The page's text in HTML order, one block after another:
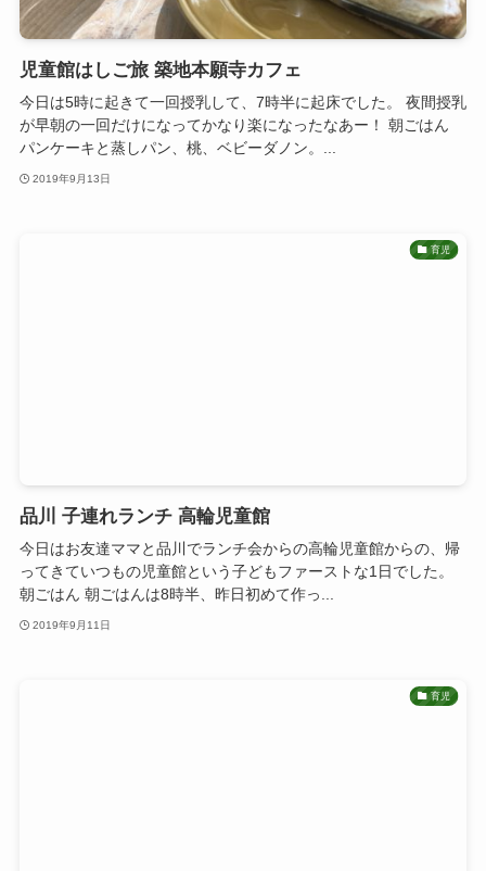
児童館はしご旅 築地本願寺カフェ
今日は5時に起きて一回授乳して、7時半に起床でした。 夜間授乳
が早朝の一回だけになってかなり楽になったなあー！ 朝ごはん
パンケーキと蒸しパン、桃、ベビーダノン。...
2019年9月13日
育児
品川 子連れランチ 高輪児童館
今日はお友達ママと品川でランチ会からの高輪児童館からの、帰
ってきていつもの児童館という子どもファーストな1日でした。
朝ごはん 朝ごはんは8時半、昨日初めて作っ...
2019年9月11日
育児